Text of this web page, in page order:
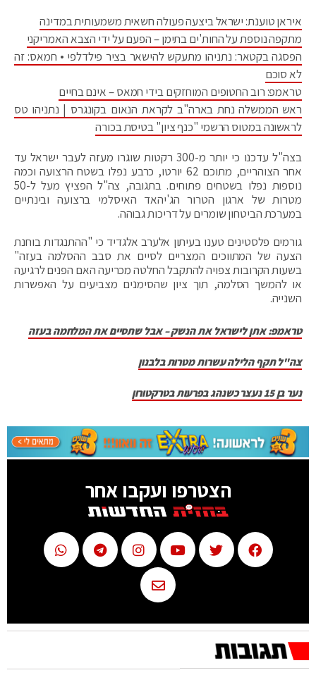
איראן טוענת: ישראל ביצעה פעולה חשאית משמעותית במדינה
מתקפה נוספת על החות'ים בתימן – הפעם על ידי הצבא האמריקני
הפסגה בקטאר: נתניהו מתעקש להישאר בציר פילדלפי • חמאס: זה
לא סוכם
טראמפ: רוב החטופים המוחזקים בידי חמאס – אינם בחיים
ראש הממשלה נחת בארה"ב לקראת הנאום בקונגרס | נתניהו טס
לראשונה במטוס הרשמי "כנף ציון" בטיסת בכורה
בצה"ל עדכנו כי יותר מ-300 רקטות שוגרו מעזה לעבר ישראל עד
אחר הצוהריים, מתוכם 62 יורטו, כרבע נפלו בשטח הרצועה וכמה
נוספות נפלו בשטחים פתוחים. בתגובה, צה"ל הפציץ מעל ל-50
מטרות של ארגון הטרור הג'יהאד האיסלמי ברצועה ובינתיים
במערכת הביטחון שומרים על דריכות גבוהה.
גורמים פלסטינים טענו בעיתון אלערב אלגדיד כי "ההתנגדות בוחנת
הצעה של המתווכים המצריים לסיים את סבב ההסלמה בעזה"
בשעות הקרובות צפויה להתקבל החלטה מכריעה האם הפנים לרגיעה
או להמשך הסלמה, תוך ציון שהסימנים מצביעים על האפשרות
השנייה.
טראמפ: אתן לישראל את הנשק – אבל שתסיים את המלחמה בעזה
צה"ל תקף הלילה עשרות מטרות בלבנון
נער בן 15 נעצר כשנהג בפרעות בטרקטורון
הצטרפו ועקבו אחר